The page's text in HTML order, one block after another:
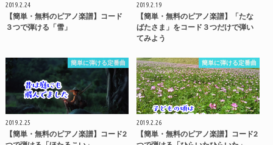
2019.2.24
【簡単・無料のピアノ楽譜】コード
３つで弾ける「雪」
2019.2.19
【簡単・無料のピアノ楽譜】「たな
ばたさま」をコード３つだけで弾い
てみよう
簡単に弾ける定番曲
2019.2.25
【簡単・無料のピアノ楽譜】コード2
簡単に弾ける定番曲
2019.2.26
【簡単・無料のピアノ楽譜】コード2